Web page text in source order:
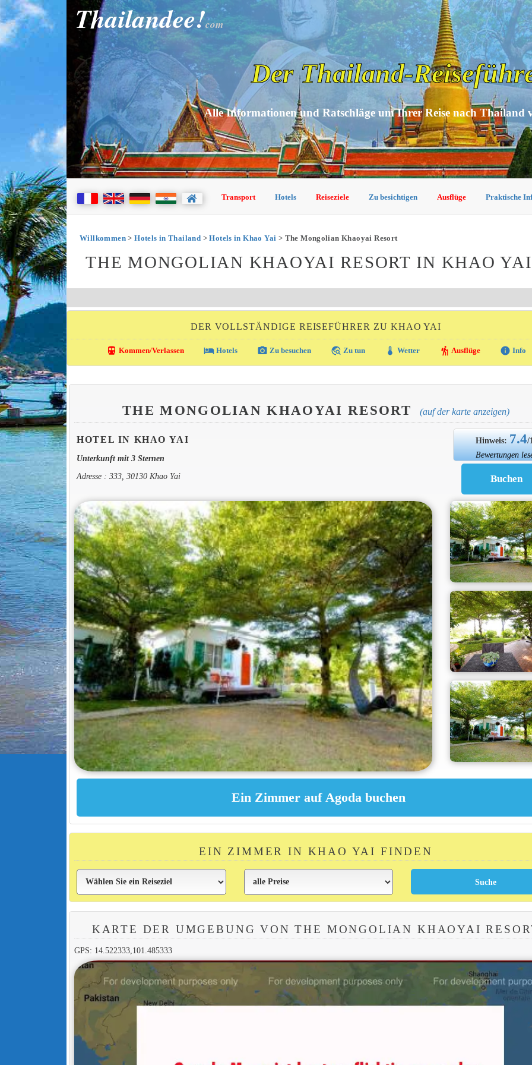
Thailandee!com
Der Thailand-
Alle Informationen und Ratschläge um Ihrer Reise nach Thailand
Transport Hotels Reiseziele Zu besichtigen Ausflüge Praktische
Willkommen>Hotels in Thailand >Hotels in Khao Yai > The Mongolian Khaoyai Resort
THE MONGOLIAN KHAOYAI RESORT IN KHAO YAI
DER VOLLSTÄNDIGE REISEFÜHRER ZU KHAO YAI
directions_transit Kommen/Verlassen local_hotelHotels photo_camera Zu besuchen travel_explore Zu tun thermostat Wetter hiking Ausflüge info Info
THE MONGOLIAN KHAOYAI RESORT (auf der karte anzeigen)
HOTEL IN KHAO YAI
Unterkunft mit 3 Sternen
Adresse : 333, 30130 Khao Yai
Hinweis: 7.4/
Bewertungen
EIN ZIMMER IN KHAO YAI FINDEN
KARTE DER UMGEBUNG VON THE MONGOLIAN KHAOYAI
GPS: 14.522333,101.485333